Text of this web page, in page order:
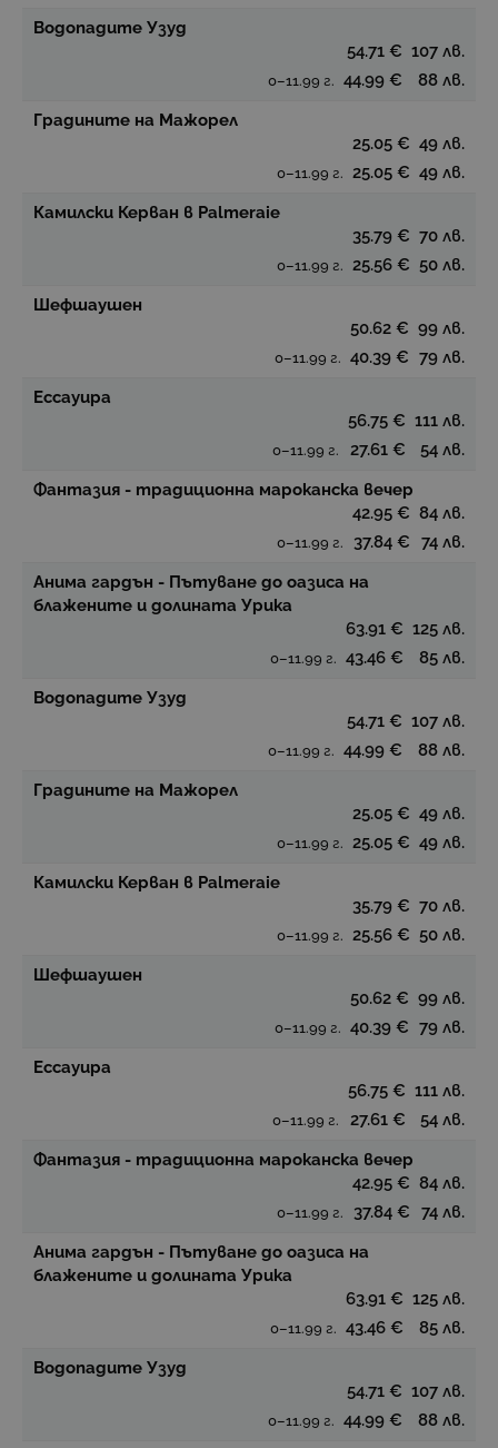
Водопадите Узуд
54.71 € 107 лв.
0–11.99 г. 44.99 €
88 лв.
Градините на Мажорел
25.05 € 49 лв.
0–11.99 г. 25.05 € 49 лв.
Камилски Керван в Palmeraie
35.79 € 70 лв.
0–11.99 г. 25.56 € 50 лв.
Шефшаушен
50.62 € 99 лв.
0–11.99 г. 40.39 € 79 лв.
Ессауира
56.75 € 111 лв.
0–11.99 г. 27.61 €
54 лв.
Фантазия - традиционна мароканска вечер
42.95 € 84 лв.
0–11.99 г. 37.84 €
74 лв.
Анима гардън - Пътуване до оазиса на
блажените и долината Урика
63.91 € 125 лв.
0–11.99 г. 43.46 €
85 лв.
Водопадите Узуд
54.71 € 107 лв.
0–11.99 г. 44.99 €
88 лв.
Градините на Мажорел
25.05 € 49 лв.
0–11.99 г. 25.05 € 49 лв.
Камилски Керван в Palmeraie
35.79 € 70 лв.
0–11.99 г. 25.56 € 50 лв.
Шефшаушен
50.62 € 99 лв.
0–11.99 г. 40.39 € 79 лв.
Ессауира
56.75 € 111 лв.
0–11.99 г. 27.61 €
54 лв.
Фантазия - традиционна мароканска вечер
42.95 € 84 лв.
0–11.99 г. 37.84 €
74 лв.
Анима гардън - Пътуване до оазиса на
блажените и долината Урика
63.91 € 125 лв.
0–11.99 г. 43.46 €
85 лв.
Водопадите Узуд
54.71 € 107 лв.
0–11.99 г. 44.99 € 88 лв.